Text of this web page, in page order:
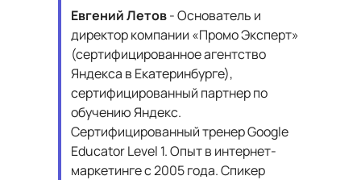
Евгений Летов- Основатель и
директор компании «Промо Эксперт»
(сертифицированное агентство
Яндекса в Екатеринбурге),
сертифицированный партнер по
обучению Яндекс.
Сертифицированный тренер Google
Educator Level 1. Опыт в интернет-
маркетинге с 2005 года. Спикер